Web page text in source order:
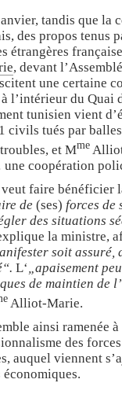
tandis que la
des propos tenus
étrangères
, devant
une certaine
l’intérieur du Quai
tunisien vient
civils tués par
et Mme
coopération
faire bénéficier
de (ses) forces de
des situations
la ministre,
soit assuré,
L‘„apaisement
de maintien de
Alliot-Marie.
ainsi ramenée
des
auquel viennent